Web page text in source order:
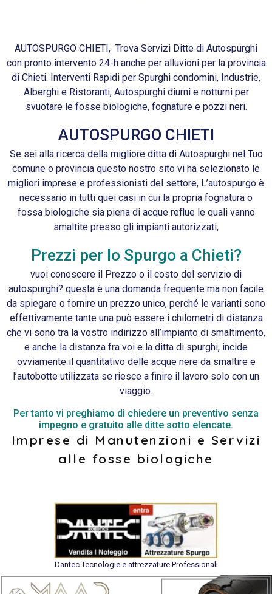
AUTOSPURGO CHIETI, Trova Servizi Ditte di Autospurghi
con pronto intervento 24-h anche per alluvioni per la provincia
di Chieti. Interventi Rapidi per Spurghi condomini, Industrie,
Alberghi e Ristoranti, Autospurghi diurni e notturni per
svuotare le fosse biologiche, fognature e pozzi neri.
AUTOSPURGO CHIETI
Se sei alla ricerca della migliore ditta di Autospurghi nel Tuo
comune o provincia questo nostro sito vi ha selezionato le
migliori imprese e professionisti del settore, L’autospurgo è
necessario in tutti quei casi in cui la propria fognatura o
fossa biologiche sia piena di acque reflue le quali vanno
smaltite presso gli impianti autorizzati,
Prezzi per lo Spurgo a Chieti?
vuoi conoscere il Prezzo o il costo del servizio di
autospurghi? questa è una domanda frequente ma non facile
da spiegare o fornire un prezzo unico, perché le varianti sono
effettivamente tante una può essere i chilometri di distanza
che vi sono tra la vostro indirizzo all’impianto di smaltimento,
e anche la distanza fra voi e la ditta di spurghi, incide
ovviamente il quantitativo delle acque nere da smaltire e
l’autobotte utilizzata se riesce a finire il lavoro solo con un
viaggio.
Per tanto vi preghiamo di chiedere un preventivo senza
impegno e gratuito alle ditte sotto elencate.
Imprese di Manutenzioni e Servizi
alle fosse biologiche
Dantec Tecnologie e attrezzature Professionali